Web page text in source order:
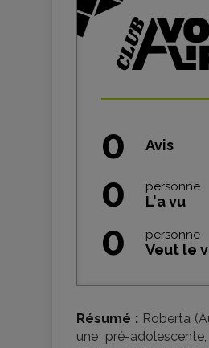
0 Avis
0 personne
L'a vu
0 personne
Veut le
Résumé : Roberta
une pré-